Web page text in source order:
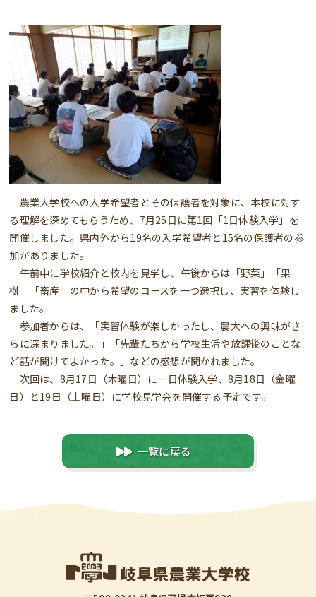
​ 農業大学校への入学希望者とその保護者を対象に、本校に対す
る理解を深めてもらうため、7月25日に第1回「1日体験入学」を
開催しました。県内外から19名の入学希望者と15名の保護者の参
加がありました。
午前中に学校紹介と校内を見学し、午後からは「野菜」「果
樹」「畜産」の中から希望のコースを一つ選択し、実習を体験し
ました。
参加者からは、「実習体験が楽しかったし、農大への興味がさ
らに深まりました。」「先輩たちから学校生活や放課後のことな
ど話が聞けてよかった。」などの感想が聞かれました。
次回は、8月17日（木曜日）に一日体験入学、8月18日（金曜
日）と19日（土曜日）に学校見学会を開催する予定です。
一覧に戻る